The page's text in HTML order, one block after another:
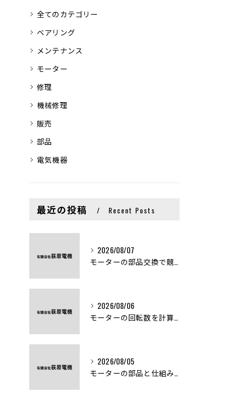
全てのカテゴリー
ベアリング
メンテナンス
モーター
修理
機械修理
販売
部品
電気機器
最近の投稿 Recent Posts
2026/08/07
モーターの部品交換で競艇予想力を高める基礎知識と実費負担のポイント
2026/08/06
モーターの回転数を計算から実践まで徹底解説
2026/08/05
モーターの部品と仕組みを図解で学ぶ基礎知識まとめ